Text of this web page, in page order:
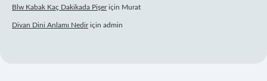
Blw Kabak Kaç Dakikada Pişeriçin Murat
Divan Dini Anlamı Nediriçin admin